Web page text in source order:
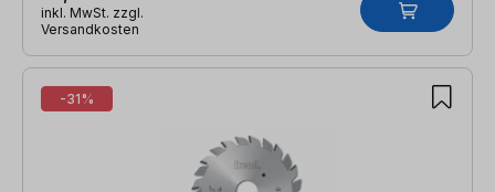
inkl. MwSt. zzgl.
Versandkosten
-31%